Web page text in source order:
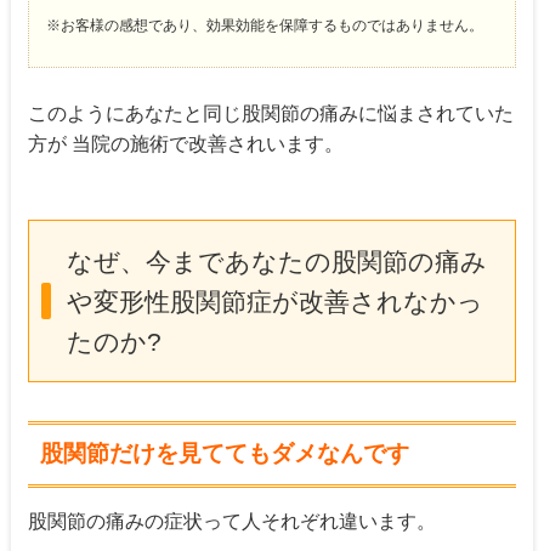
※お客様の感想であり、効果効能を保障するものではありません。
このようにあなたと同じ股関節の痛みに悩まされていた
方が 当院の施術で改善されいます。
なぜ、今まであなたの股関節の痛み
や変形性股関節症が改善されなかっ
たのか?
股関節だけを見ててもダメなんです
股関節の痛みの症状って人それぞれ違います。